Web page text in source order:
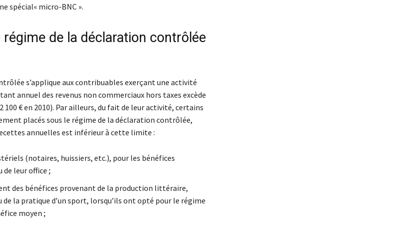
spécial« micro-BNC ».
régime de la déclaration contrôlée
s’applique aux contribuables exerçant une activité
annuel des revenus non commerciaux hors taxes excède
100 € en 2010). Par ailleurs, du fait de leur activité, certains
placés sous le régime de la déclaration contrôlée,
annuelles est inférieur à cette limite :
(notaires, huissiers, etc.), pour les bénéfices
de leur office ;
des bénéfices provenant de la production littéraire,
la pratique d’un sport, lorsqu’ils ont opté pour le régime
moyen ;